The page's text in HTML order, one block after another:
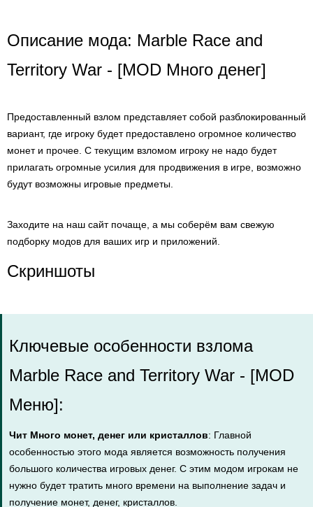
Описание мода: Marble Race and
Territory War - [MOD Много денег]
Предоставленный взлом представляет собой разблокированный
вариант, где игроку будет предоставлено огромное количество
монет и прочее. С текущим взломом игроку не надо будет
прилагать огромные усилия для продвижения в игре, возможно
будут возможны игровые предметы.
Заходите на наш сайт почаще, а мы соберём вам свежую
подборку модов для ваших игр и приложений.
Скриншоты
Ключевые особенности взлома
Marble Race and Territory War - [MOD
Меню]:
Чит Много монет, денег или кристаллов: Главной
особенностью этого мода является возможность получения
большого количества игровых денег. С этим модом игрокам не
нужно будет тратить много времени на выполнение задач и
получение монет, денег, кристаллов.